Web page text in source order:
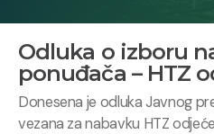
Odluka o izboru
ponuđača – HTZ
Donesena je odluka Javnog
vezana za nabavku HTZ